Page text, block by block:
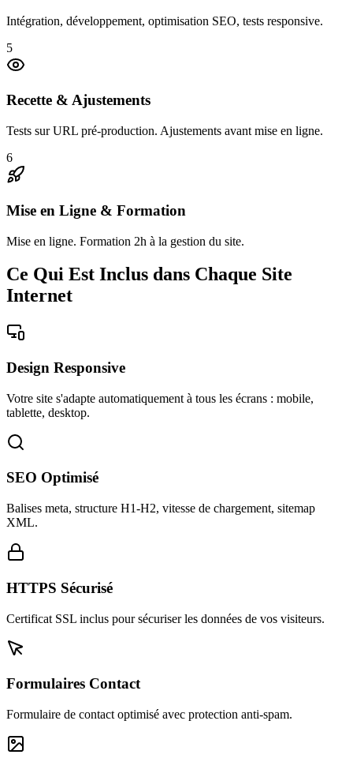
Intégration, développement, optimisation SEO, tests responsive.
5
Recette & Ajustements
Tests sur URL pré-production. Ajustements avant mise en ligne.
6
Mise en Ligne & Formation
Mise en ligne. Formation 2h à la gestion du site.
Ce Qui Est Inclus dans Chaque Site
Internet
Design Responsive
Votre site s'adapte automatiquement à tous les écrans : mobile,
tablette, desktop.
SEO Optimisé
Balises meta, structure H1-H2, vitesse de chargement, sitemap
XML.
HTTPS Sécurisé
Certificat SSL inclus pour sécuriser les données de vos visiteurs.
Formulaires Contact
Formulaire de contact optimisé avec protection anti-spam.